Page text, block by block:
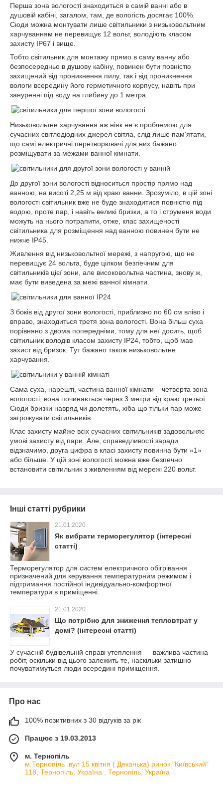
Перша зона вологості знаходиться в самій ванні або в
душовій кабіні, загалом, там, де вологість досягає 100%.
Сюди можна монтувати лише світильники з низьковольтним
харчуванням не перевищує 12 вольт, володіють класом
захисту IP67 і вище.
Тобто світильник для монтажу прямо в саму ванну або
безпосередньо в душову кабіну, повинен бути повністю
захищений від проникнення пилу, так і від проникнення
вологи всередину його герметичного корпусу, навіть при
зануренні під воду на глибину до 1 метра.
Низьковольтне харчування аж ніяк не є проблемою для
сучасних світлодіодних джерел світла, слід лише пам'ятати,
що самі електричні перетворювачі для них бажано
розміщувати за межами ванної кімнати.
До другої зони вологості відноситься простір прямо над
ванною, на висоті 2,25 м від краю ванни. Зрозуміло, в цій зоні
вологості світильник вже не буде знаходитися повністю під
водою, проте пар, і навіть великі бризки, а то і струменя води
можуть на нього потрапити, отже, клас захищеності
світильника для розміщення над ванною повинен бути не
нижче IP45.
Живлення від низьковольтної мережі, з напругою, що не
перевищує 24 вольта, буде цілком безпечним для
світильників цієї зони, але високовольтна частина, знову ж,
має бути виведена за межі ванної кімнати.
З боків від другої зони вологості, приблизно по 60 см вліво і
вправо, знаходиться третя зона вологості. Вона більш суха
порівняно з двома попередніми, тому для неї досить, щоб
світильник володів класом захисту IP24, тобто, щоб мав
захист від бризок. Тут бажано також низьковольтне
харчування.
Сама суха, нарешті, частина ванної кімнати – четверта зона
вологості, вона починається через 3 метри від краю третьої.
Сюди бризки навряд чи долетять, хіба що тільки пар може
загрожувати світильників.
Клас захисту майже всіх сучасних світильників задовольняє
умові захисту від пари. Але, справедливості заради
відзначимо, друга цифра в класі захисту повинна бути «1»
або більше. У цій зоні вологості можна вже безпечно
встановити світильник з живленням від мережі 220 вольт.
Інші статті рубрики
21.01.2020
Як вибрати терморегулятор (інтересні
статті)
Терморегулятор для систем електричного обігрівання
призначений для керування температурним режимом і
підтримання постійної індивідуально-комфортної
температури в приміщенні.
21.01.2020
Що потрібно для зниження тепловтрат у
домі? (інтересні статті)
У сучасній будівельній справі утеплення — важлива частина
робіт, оскільки від цього залежить те, наскільки затишно
почуватимуться люди всередині приміщення.
Про нас
100% позитивних з 30 відгуків за рік
Працює з 19.03.2013
м. Тернопіль
м.Тернопіль .вул 15 квітня ( Деканька) ринок "Київський"
118, Тернопіль, Україна , Тернопіль, Україна